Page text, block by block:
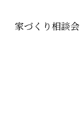
家づくり相談会